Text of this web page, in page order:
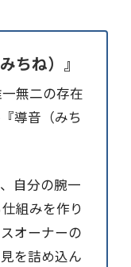
ちね）』
無二の存在
導音（みち
自分の腕一
組みを作り
オーナーの
を詰め込ん